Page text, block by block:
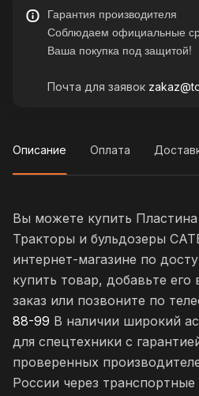
Гарантия производителя
Соблюдаем официальные
Ваша покупка под защитой!
Почта для заявок
Описание Оплата
Вы можете купить
Тракторы и бульдозеры
интернет-магазине по
купить товар, добавьте
заказ или позвоните по
88-99 В наличии широкий
для спецтехники с
проверенных
России через